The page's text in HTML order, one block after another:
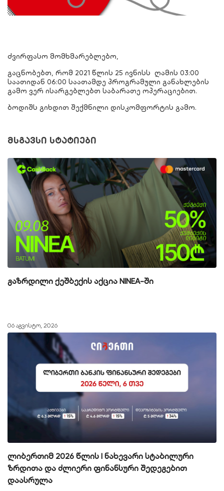
ძვირფასო მომხმარებლებო,
გაცნობებთ, რომ 2021 წლის 25 ივნისს ღამის 03:00
საათიდან 06:00 საათამდე პროგრამული განახლების
გამო ვერ ისარგებლებთ საბარათე ოპერაციებით.
ბოდიშს გიხდით შექმნილი დისკომფორტის გამო.
მსგავსი სტატიები
გაზრდილი ქეშბექის აქცია NINEA-ში
06 აგვისტო, 2026
ლიბერთიმ 2026 წლის I ნახევარი სტაბილური
ზრდითა და ძლიერი ფინანსური შედეგებით
დაასრულა